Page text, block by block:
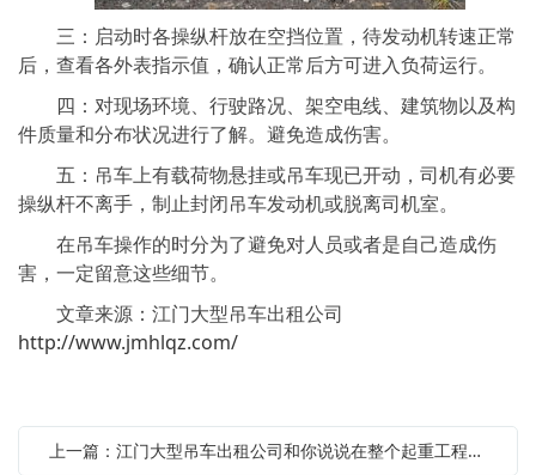
三：启动时各操纵杆放在空挡位置，待发动机转速正常
后，查看各外表指示值，确认正常后方可进入负荷运行。
四：对现场环境、行驶路况、架空电线、建筑物以及构
件质量和分布状况进行了解。避免造成伤害。
五：吊车上有载荷物悬挂或吊车现已开动，司机有必要
操纵杆不离手，制止封闭吊车发动机或脱离司机室。
在吊车操作的时分为了避免对人员或者是自己造成伤
害，一定留意这些细节。
文章来源：江门大型吊车出租公司
http://www.jmhlqz.com/
上一篇：江门大型吊车出租公司和你说说在整个起重工程中起重机都有哪些特点跟使用技巧